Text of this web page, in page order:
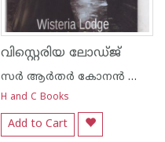
വിസ്റ്റെരിയ ലോഡ്ജ്
സര്‍ ആര്‍തര്‍ കോനന്‍ ഡോയല്‍
H and C Books
Add to Cart